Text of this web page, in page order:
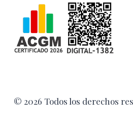
© 2026 Todos los derechos